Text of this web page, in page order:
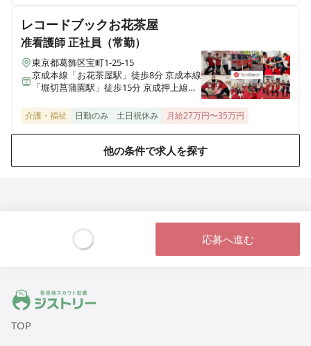
レコードブックお花茶屋
准看護師正社員（常勤）
東京都葛飾区宝町1-25-15
京成本線「お花茶屋駅」徒歩8分 京成本線
「堀切菖蒲園駅」徒歩15分 京成押上線
介護・福祉 日勤のみ 土日祝休み 月給27万円〜35万円
他の条件で求人を探す
応募へ進む
ジストリー 看護師の転職マッチング
TOP